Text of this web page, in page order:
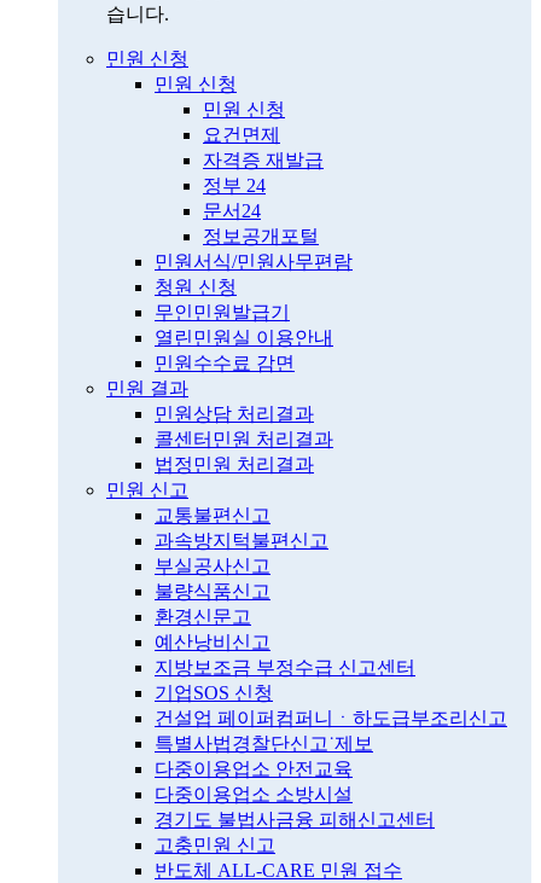
습니다.
민원 신청
민원 신청
민원 신청
요건면제
자격증 재발급
정부 24
문서24
정보공개포털
민원서식/민원사무편람
청원 신청
무인민원발급기
열린민원실 이용안내
민원수수료 감면
민원 결과
민원상담 처리결과
콜센터민원 처리결과
법정민원 처리결과
민원 신고
교통불편신고
과속방지턱불편신고
부실공사신고
불량식품신고
환경신문고
예산낭비신고
지방보조금 부정수급 신고센터
기업SOS 신청
건설업 페이퍼컴퍼니ㆍ하도급부조리신고
특별사법경찰단신고˙제보
다중이용업소 안전교육
다중이용업소 소방시설
경기도 불법사금융 피해신고센터
고충민원 신고
반도체 ALL-CARE 민원 접수